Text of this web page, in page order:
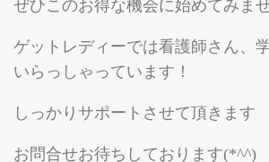
ぜひこのお得な機会に始めてみま
ゲットレディーでは看護師さん、
いらっしゃっています！
しっかりサポートさせて頂きます
お問合せお待ちしております(*^^)